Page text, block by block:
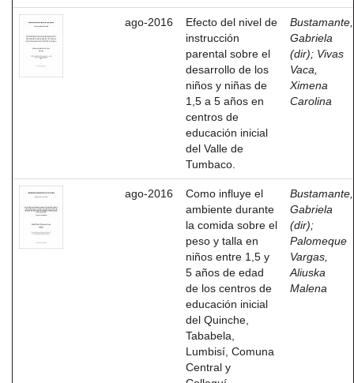
ago-2016
Efecto del nivel de
instrucción
parental sobre el
desarrollo de los
niños y niñas de
1,5 a 5 años en
centros de
educación inicial
del Valle de
Tumbaco.
Bustamante,
Gabriela
(dir); Vivas
Vaca,
Ximena
Carolina
ago-2016
Como influye el
ambiente durante
la comida sobre el
peso y talla en
niños entre 1,5 y
5 años de edad
de los centros de
educación inicial
del Quinche,
Tababela,
Lumbisí, Comuna
Central y
Bustamante,
Gabriela
(dir);
Palomeque
Vargas,
Aliuska
Malena